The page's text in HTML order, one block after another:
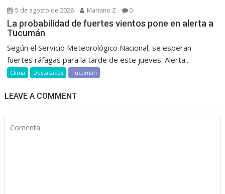
5 de agosto de 2026 Mariano Z 0
La probabilidad de fuertes vientos pone en alerta a
Tucumán
Según el Servicio Meteorológico Nacional, se esperan
fuertes ráfagas para la tarde de este jueves. Alerta...
Clima Destacadas Tucumán
LEAVE A COMMENT